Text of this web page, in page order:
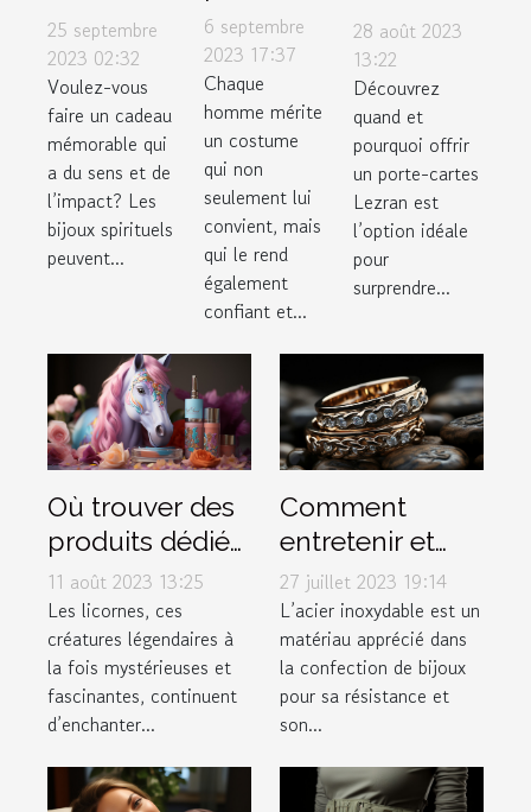
bijoux
spirituels
pour
maximiser
leur
impact
25 septembre
2023 02:32
Voulez-vous
faire un cadeau
mémorable qui
a du sens et de
l’impact? Les
bijoux spirituels
peuvent...
choisir le
costume
parfait
dans un
magasin
de luxe
6 septembre
2023 17:37
Chaque
homme mérite
un costume
qui non
seulement lui
convient, mais
qui le rend
également
confiant et...
occasions
pour offrir
un porte-
cartes
Lezran
28 août 2023
13:22
Découvrez
quand et
pourquoi offrir
un porte-cartes
Lezran est
l’option idéale
pour
surprendre...
Où trouver des
produits dédiés
aux licornes ?
11 août 2023 13:25
Les licornes, ces
créatures légendaires à
la fois mystérieuses et
fascinantes, continuent
d’enchanter...
Comment
entretenir et
conserver vos
bijoux en acier
inoxydable
27 juillet 2023 19:14
L’acier inoxydable est un
matériau apprécié dans
la confection de bijoux
pour sa résistance et
son...